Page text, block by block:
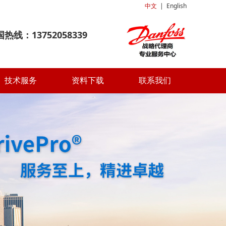
中文 | English
热线：13752058339
技术服务 资料下载 联系我们